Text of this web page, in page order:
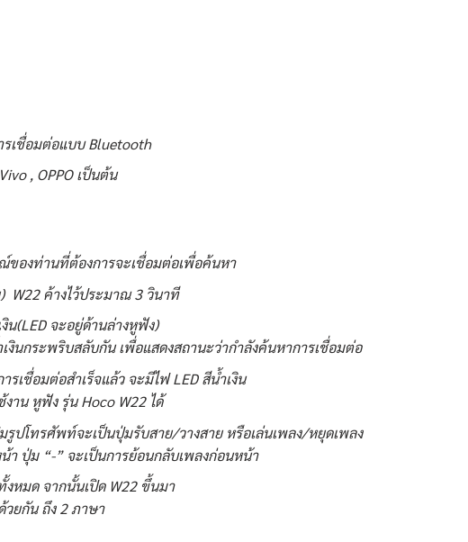
รเชื่อมต่อแบบ Bluetooth
, OPPO เป็นต้น
ของท่านที่ต้องการจะเชื่อมต่อเพื่อค้นหา
W22 ค้างไว้ประมาณ 3 วินาที
น(LED จะอยู่ด้านล่างหูฟัง)
งินกระพริบสลับกัน เพื่อแสดงสถานะว่ากำลังค้นหาการเชื่อมต่อ
เชื่อมต่อสำเร็จแล้ว จะมีไฟ LED สีน้ำเงิน
าน หูฟัง รุ่น Hoco W22 ได้
รูปโทรศัพท์จะเป็นปุ่มรับสาย/วางสาย หรือเล่นเพลง/หยุดเพลง
า ปุ่ม “-” จะเป็นการย้อนกลับเพลงก่อนหน้า
งหมด จากนั้นเปิด W22 ขึ้นมา
วยกัน ถึง 2 ภาษา